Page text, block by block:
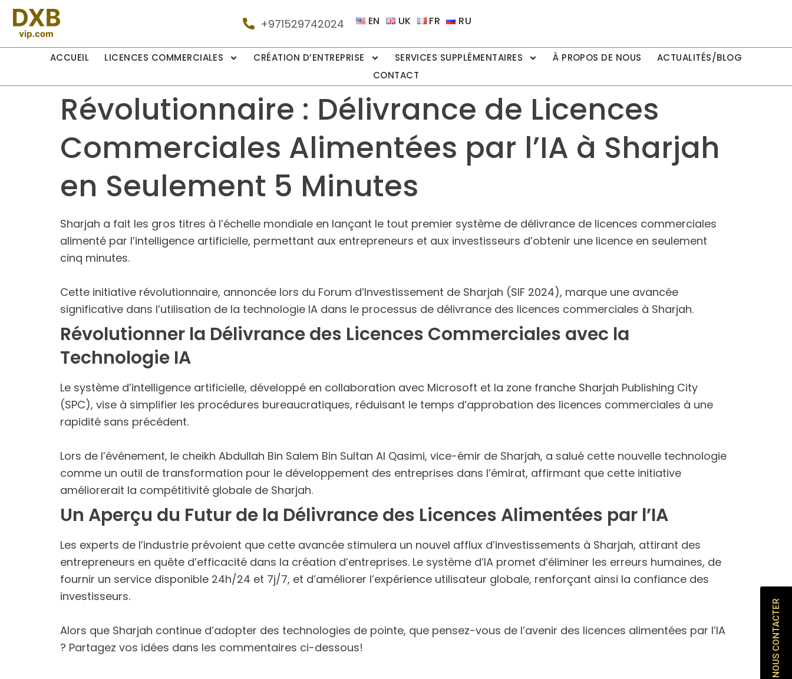
+971529742024 EN UK FR RU
ACCUEIL LICENCES COMMERCIALES CRÉATION D’ENTREPRISE SERVICES SUPPLÉMENTAIRES À PROPOS DE NOUS
ACTUALITÉS/BLOG
CONTACT
Révolutionnaire : Délivrance de Licences
Commerciales Alimentées par l’IA à Sharjah
en Seulement 5 Minutes
Sharjah a fait les gros titres à l’échelle mondiale en lançant le tout premier système de délivrance de licences commerciales
alimenté par l’intelligence artificielle, permettant aux entrepreneurs et aux investisseurs d’obtenir une licence en seulement
cinq minutes.
Cette initiative révolutionnaire, annoncée lors du Forum d’Investissement de Sharjah (SIF 2024), marque une avancée
significative dans l’utilisation de la technologie IA dans le processus de délivrance des licences commerciales à Sharjah.
Révolutionner la Délivrance des Licences Commerciales avec la
Technologie IA
Le système d’intelligence artificielle, développé en collaboration avec Microsoft et la zone franche Sharjah Publishing City
(SPC), vise à simplifier les procédures bureaucratiques, réduisant le temps d’approbation des licences commerciales à une
rapidité sans précédent.
Lors de l’événement, le cheikh Abdullah Bin Salem Bin Sultan Al Qasimi, vice-émir de Sharjah, a salué cette nouvelle technologie
comme un outil de transformation pour le développement des entreprises dans l’émirat, affirmant que cette initiative
améliorerait la compétitivité globale de Sharjah.
Un Aperçu du Futur de la Délivrance des Licences Alimentées par l’IA
Les experts de l’industrie prévoient que cette avancée stimulera un nouvel afflux d’investissements à Sharjah, attirant des
entrepreneurs en quête d’efficacité dans la création d’entreprises. Le système d’IA promet d’éliminer les erreurs humaines, de
fournir un service disponible 24h/24 et 7j/7, et d’améliorer l’expérience utilisateur globale, renforçant ainsi la confiance des
investisseurs.
Alors que Sharjah continue d’adopter des technologies de pointe, que pensez-vous de l’avenir des licences alimentées par l’IA
? Partagez vos idées dans les commentaires ci-dessous!
NOUS CONTACTER